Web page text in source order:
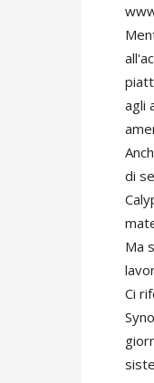
agli
di
Ma
Ci